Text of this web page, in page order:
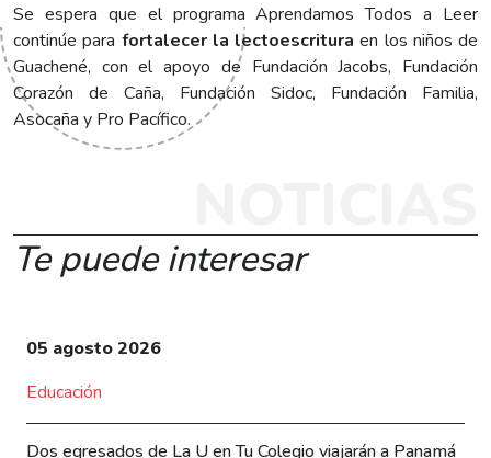
Se espera que el programa Aprendamos Todos a Leer
continúe para fortalecer la lectoescritura en los niños de
Guachené, con el apoyo de Fundación Jacobs, Fundación
Corazón de Caña, Fundación Sidoc, Fundación Familia,
Asocaña y Pro Pacífico.
Te puede interesar
05 agosto 2026
Educación
Dos egresados de La U en Tu Colegio viajarán a Panamá